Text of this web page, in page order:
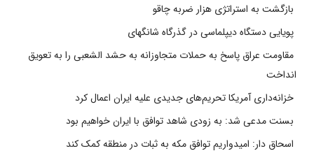
بازگشت به استراتژی هزار ضربه چاقو
پویایی دستگاه دیپلماسی در گذرگاه شانگهای
مقاومت عراق پاسخ به حملات متجاوزانه به حشد الشعبی را به تعویق
انداخت
خزانه‌داری آمریکا تحریم‌های جدیدی علیه ایران اعمال کرد
بسنت مدعی شد: به زودی شاهد توافق با ایران خواهیم بود
اسحاق دار: امیدواریم توافق مکه به ثبات در منطقه کمک کند